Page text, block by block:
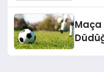
Maça